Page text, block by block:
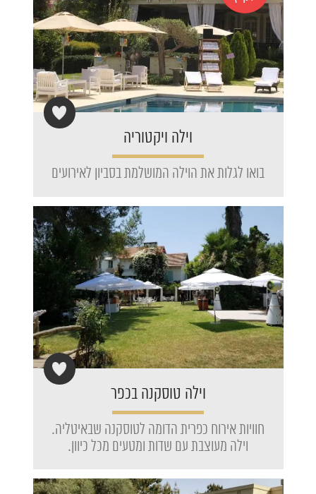
וילה ויקטוריה
בואו לגלות את הוילה המושלמת בסביון לאירועים
וילה טוסקנה בכפר
חוויות אירוח כפרית הדומה לטוסקנה שבאיטליה.
וילה מעוצבת עם שדות ומטעים מכל כיוון.